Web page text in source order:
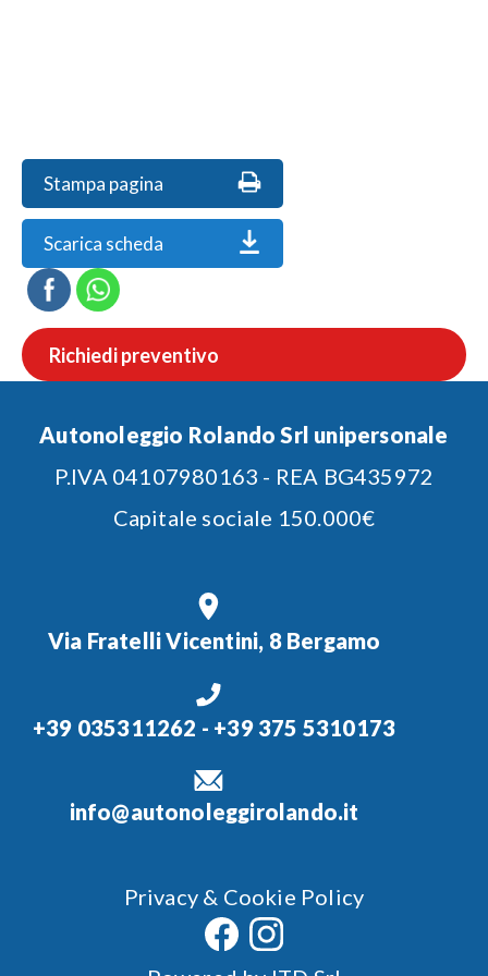
Stampa pagina
Scarica scheda
Richiedi preventivo
Autonoleggio Rolando Srl unipersonale
P.IVA 04107980163 - REA BG435972
Capitale sociale 150.000€
Via Fratelli Vicentini, 8 Bergamo
+39 035311262 - +39 375 5310173
info@autonoleggirolando.it
Privacy & Cookie Policy